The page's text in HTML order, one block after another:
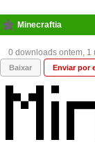
Minecraftia
0 downloads ontem, 1
Baixar Enviar por